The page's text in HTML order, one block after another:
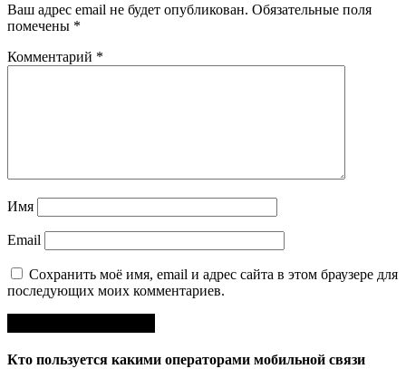
Ваш адрес email не будет опубликован. Обязательные поля
помечены *
Комментарий *
Имя
Email
Сохранить моё имя, email и адрес сайта в этом браузере для
последующих моих комментариев.
Кто пользуется какими операторами мобильной связи